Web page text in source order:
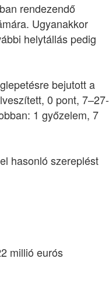
rendezendő
Ugyanakkor
helytállás pedig
bejutott a
0 pont, 7–27-
1 győzelem, 7
hasonló szereplést
millió eurós